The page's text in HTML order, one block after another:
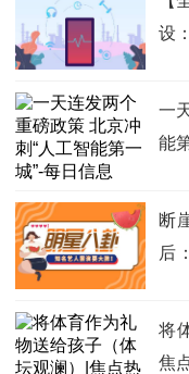
设
一
能
断
后
将
焦